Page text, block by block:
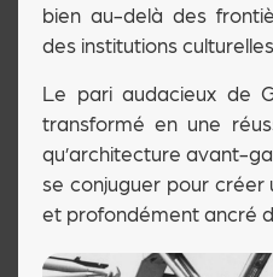
bien au-delà des
des institutions
Le pari audacieux de
transformé en une
qu’architecture avant-
se conjuguer pour créer
et profondément ancré